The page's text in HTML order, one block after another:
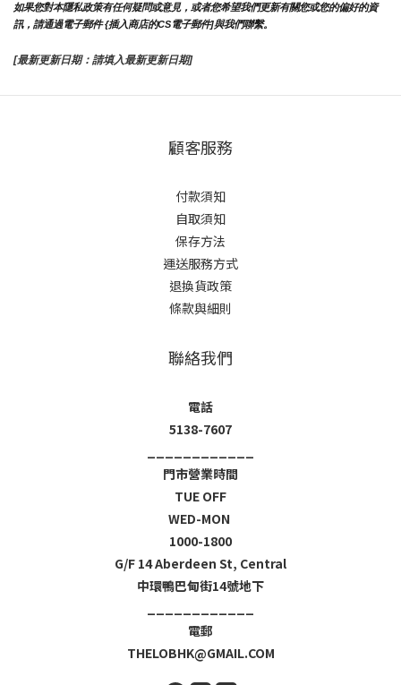
如果您對本隱私政策有任何疑問或意見，或者您希望我們更新有關您或您的偏好的資
訊，請通過電子郵件 {插入商店的CS電子郵件]與我們聯繫。
[最新更新日期：請填入最新更新日期]
顧客服務
付款須知
自取須知
保存方法
運送服務方式
退換貨政策
條款與細則
聯絡我們
電話
5138-7607
門市營業時間
TUE OFF
WED-MON
1000-1800
G/F 14 Aberdeen St, Central
中環鴨巴甸街14號地下
電郵
THELOBHK@GMAIL.COM